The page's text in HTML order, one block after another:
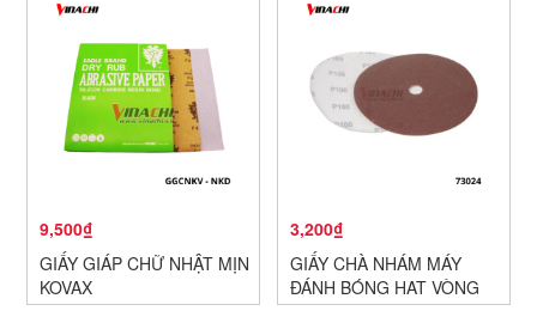
9,500₫
GIẤY GIÁP CHỮ NHẬT MỊN
KOVAX
3,200₫
GIẤY CHÀ NHÁM MÁY
ĐÁNH BÓNG HẠT VÒNG